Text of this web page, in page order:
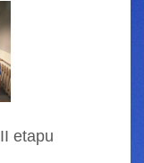
etapu